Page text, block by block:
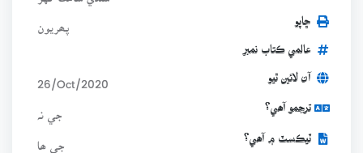
ڇاپو
عالمي ڪتاب نمبر
آن لائين ٿيو 26/Oct/2020
ترجمو آھي؟
ٽيڪسٽ ۾ آھي؟ جي ھا